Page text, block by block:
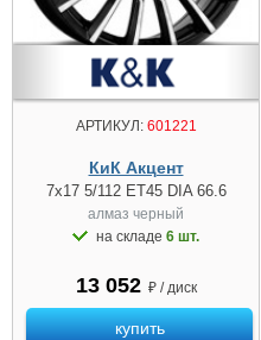
АРТИКУЛ:601221
КиК Акцент
7x17 5/112 ET45 DIA 66.6
алмаз черный
на складе 6 шт.
13 052 ₽ / диск
купить